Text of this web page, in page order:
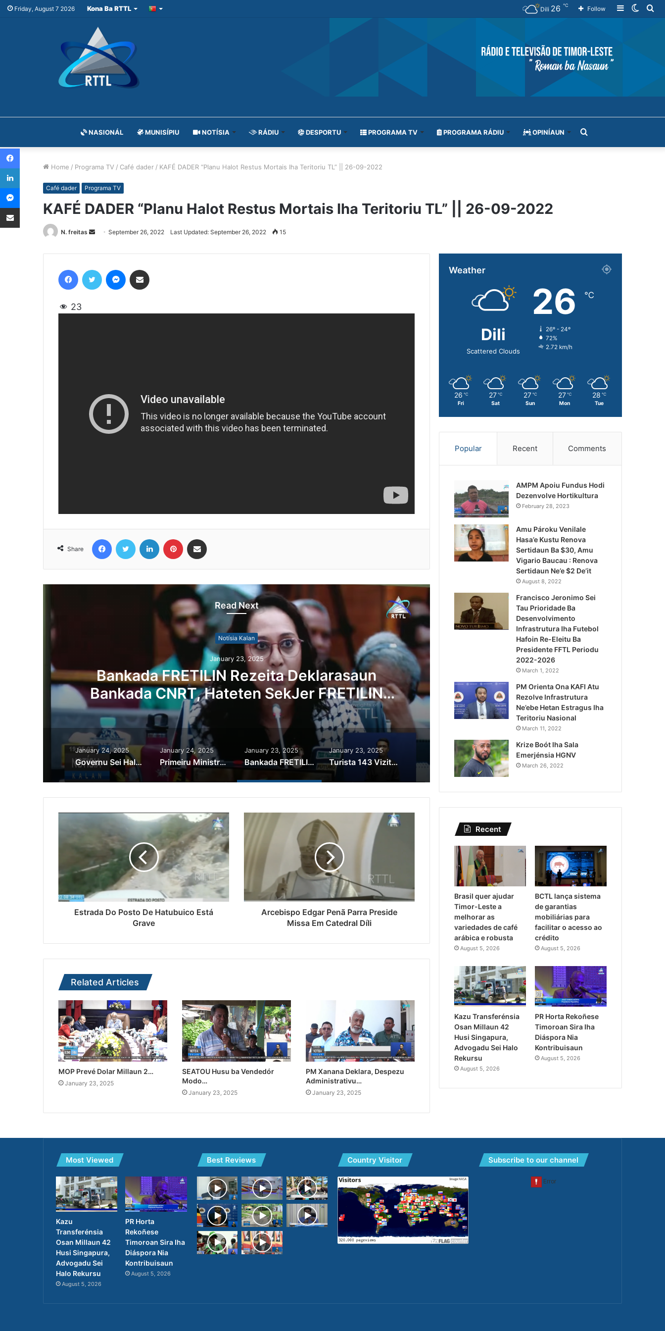
Friday, August 7 2026 Kona Ba RTTL
Switch
Sidebar
Follow
Dili 26 ℃
NASIONÁL MUNISÍPIU NOTÍSIA RÁDIU DESPORTU PROGRAMA TV PROGRAMA RÁDIU OPINÍAUN
Home / Programa TV / Café dader / KAFÉ DADER “Planu Halot Restus Mortais Iha Teritoriu TL” || 26-09-2022
Café dader Programa TV
KAFÉ DADER “Planu Halot Restus Mortais Iha Teritoriu TL” || 26-09-2022
N. freitas
Send
email
September 26, 2022 Last Updated: September 26, 2022 15
23
Share
Read Next
Notísia Kalan
January 23, 2025
Bankada FRETILIN Rezeita Deklarasaun
Bankada CNRT, Hateten SekJer FRETILIN
Apoiu Eviksaun
Turista 143 Vizita Timor-
Le Laperouse
January 24, 2025
Governu Sei Halo Alargamentu Estrada Diresaun Kakaulidun To’o Manleuana ho Luan Metru 14
January 24, 2025
Primeiru Ministru Kay Rala Xanana Gusmão Observa Direita Projetu Konstrusaun Lixeira Tibar
January 23, 2025
Bankada FRETILIN Rezeita Deklarasaun Bankada CNRT, Hateten SekJer FRETILIN Apoiu Eviksaun
January 23, 2025
Turista 143 Vizita Timor-Leste ho Ró Kruzeiru Le Laperouse Husi Fransa
Estrada Do Posto De Hatubuico Está
Grave
Arcebispo Edgar Penã Parra Preside
Missa Em Catedral Díli
Related Articles
MOP Prevé Dolar Millaun 2…
January 23, 2025
SEATOU Husu ba Vendedór
Modo…
January 23, 2025
PM Xanana Deklara, Despezu
Administrativu…
January 23, 2025
Weather
Dili
Scattered Clouds
26 ℃
26º - 24º
72%
2.72 km/h
26 ℃
Fri
27 ℃
Sat
27 ℃
Sun
27 ℃
Mon
28 ℃
Tue
Popular Recent Comments
AMPM Apoiu Fundus Hodi
Dezenvolve Hortikultura
February 28, 2023
Amu Pároku Venilale
Hasa’e Kustu Renova
Sertidaun Ba $30, Amu
Vigario Baucau : Renova
Sertidaun Ne’e $2 De’it
August 8, 2022
Francisco Jeronimo Sei
Tau Prioridade Ba
Desenvolvimento
Infrastrutura Iha Futebol
Hafoin Re-Eleitu Ba
Presidente FFTL Periodu
2022-2026
March 1, 2022
PM Orienta Ona KAFI Atu
Rezolve Infrastrutura
Ne’ebe Hetan Estragus Iha
Teritoriu Nasional
March 11, 2022
Krize Boót Iha Sala
Emerjénsia HGNV
March 26, 2022
Recent
Brasil quer ajudar
Timor-Leste a
melhorar as
variedades de café
arábica e robusta
August 5, 2026
BCTL lança sistema
de garantias
mobiliárias para
facilitar o acesso ao
crédito
August 5, 2026
Kazu Transferénsia
Osan Millaun 42
Husi Singapura,
Advogadu Sei Halo
Rekursu
August 5, 2026
PR Horta Rekoñese
Timoroan Sira Iha
Diáspora Nia
Kontribuisaun
August 5, 2026
Most Viewed
Kazu
Transferénsia
Osan Millaun 42
Husi Singapura,
Advogadu Sei
Halo Rekursu
August 5, 2026
PR Horta
Rekoñese
Timoroan Sira Iha
Diáspora Nia
Kontribuisaun
August 5, 2026
Best Reviews Country Visitor Subscribe to our channel
Facebook
LinkedIn
Messenger